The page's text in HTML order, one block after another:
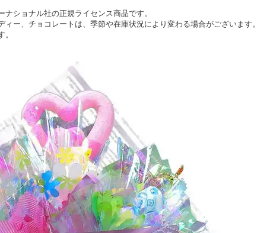
ショナル社の正規ライセンス商品です。
ー、チョコレートは、季節や在庫状況により変わる場合がございます。